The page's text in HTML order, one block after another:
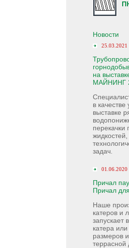
Новости
25.03.2021
на
МАЙНИНГ
в качестве
выставке
жидкостей,
задач.
01.06.2020
Причал
Причал
Наше
катеров и
запускает
катера
размеров
террасной